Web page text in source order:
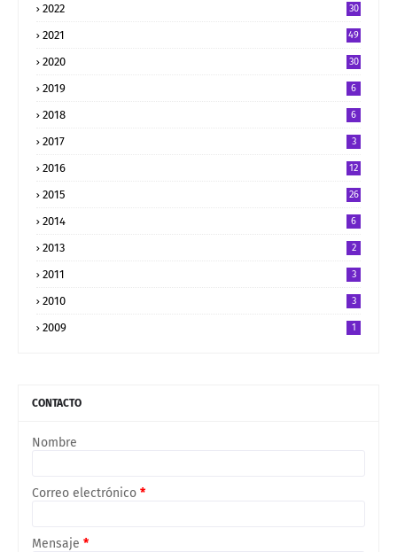
2022 30
2021 49
2020 30
2019 6
2018 6
2017 3
2016 12
2015 26
2014 6
2013 2
2011 3
2010 3
2009 1
CONTACTO
Nombre
Correo electrónico *
Mensaje *